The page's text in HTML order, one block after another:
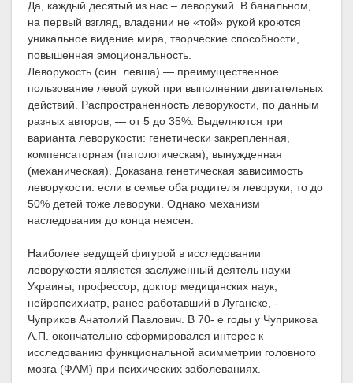
Да, каждый десятый из нас – леворукий. В банальном,
на первый взгляд, владении не «той» рукой кроются
уникальное видение мира, творческие способности,
повышенная эмоциональность.
Леворукость (син. левша) — преимущественное
пользование левой рукой при выполнении двигательных
действий. Распространенность леворукости, по данным
разных авторов, — от 5 до 35%. Выделяются три
варианта леворукости: генетически закрепленная,
компенсаторная (патологическая), вынужденная
(механическая). Доказана генетическая зависимость
леворукости: если в семье оба родителя леворуки, то до
50% детей тоже леворуки. Однако механизм
наследования до конца неясен.
Наиболее ведущей фигурой в исследовании
леворукости является заслуженный деятель науки
Украины, профессор, доктор медицинских наук,
нейропсихиатр, ранее работавший в Луганске, -
Чуприков Анатолий Павлович. В 70- е годы у Чуприкова
А.П. окончательно сформировался интерес к
исследованию функциональной асимметрии головного
мозга (ФАМ) при психических заболеваниях.